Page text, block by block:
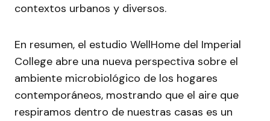
contextos urbanos y diversos.
En resumen, el estudio WellHome del Imperial
College abre una nueva perspectiva sobre el
ambiente microbiológico de los hogares
contemporáneos, mostrando que el aire que
respiramos dentro de nuestras casas es un